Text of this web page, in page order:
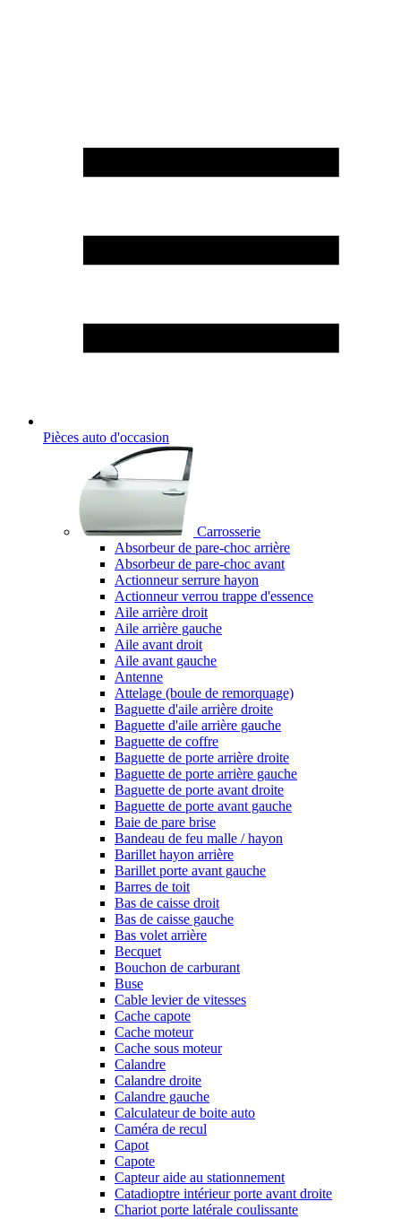
Pièces auto d'occasion
Carrosserie
Absorbeur de pare-choc arrière
Absorbeur de pare-choc avant
Actionneur serrure hayon
Actionneur verrou trappe d'essence
Aile arrière droit
Aile arrière gauche
Aile avant droit
Aile avant gauche
Antenne
Attelage (boule de remorquage)
Baguette d'aile arrière droite
Baguette d'aile arrière gauche
Baguette de coffre
Baguette de porte arrière droite
Baguette de porte arrière gauche
Baguette de porte avant droite
Baguette de porte avant gauche
Baie de pare brise
Bandeau de feu malle / hayon
Barillet hayon arrière
Barillet porte avant gauche
Barres de toit
Bas de caisse droit
Bas de caisse gauche
Bas volet arrière
Becquet
Bouchon de carburant
Buse
Cable levier de vitesses
Cache capote
Cache moteur
Cache sous moteur
Calandre
Calandre droite
Calandre gauche
Calculateur de boite auto
Caméra de recul
Capot
Capote
Capteur aide au stationnement
Catadioptre intérieur porte avant droite
Chariot porte latérale coulissante